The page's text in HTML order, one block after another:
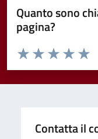
Quanto sono
pagina?
Valuta da 1 a 5 stelle la
Valuta 4
Valuta 3
Valuta 2 stelle
Valuta 1 stelle su 5
Contatta il